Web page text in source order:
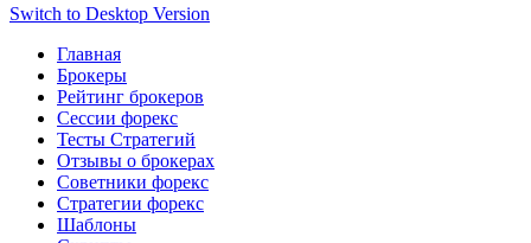
Switch to Desktop Version
Главная
Брокеры
Рейтинг брокеров
Сессии форекс
Тесты Стратегий
Отзывы о брокерах
Советники форекс
Стратегии форекс
Шаблоны